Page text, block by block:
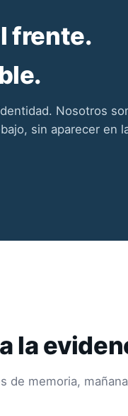
frente.
Nosotros
sin aparecer en
la
de memoria,